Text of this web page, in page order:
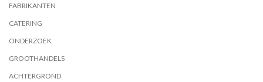
FABRIKANTEN
CATERING
ONDERZOEK
GROOTHANDELS
ACHTERGROND